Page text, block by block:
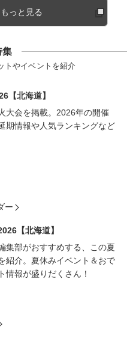
っと見る
集
トやイベントを紹介
【北海道】
大会を掲載。2026年の開催
期情報や人気ランキングなど
ー
【北海道】
集部がおすすめする、この夏
紹介。夏休みイベント＆おで
情報が盛りだくさん！